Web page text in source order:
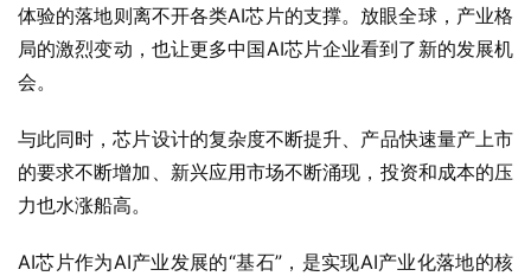
体验的落地则离不开各类AI芯片的支撑。放眼全球，产业格
局的激烈变动，也让更多中国AI芯片企业看到了新的发展机
会。
与此同时，芯片设计的复杂度不断提升、产品快速量产上市
的要求不断增加、新兴应用市场不断涌现，投资和成本的压
力也水涨船高。
AI芯片作为AI产业发展的“基石”，是实现AI产业化落地的核